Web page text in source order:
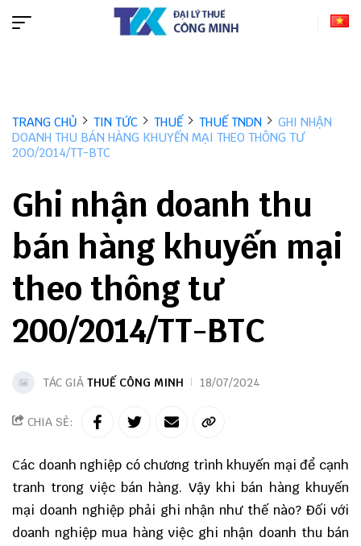
TRANG CHỦ TIN TỨC THUẾ THUẾ TNDN
GHI NHẬN
DOANH THU BÁN HÀNG KHUYẾN MẠI THEO THÔNG TƯ
200/2014/TT-BTC
Ghi nhận doanh thu
bán hàng khuyến mại
theo thông tư
200/2014/TT-BTC
TÁC GIẢ THUẾ CÔNG MINH 18/07/2024
CHIA SẺ:
Các doanh nghiệp có chương trình khuyến mại để cạnh
tranh trong việc bán hàng. Vậy khi bán hàng khuyến
mại doanh nghiệp phải ghi nhận như thế nào? Đối với
doanh nghiệp mua hàng việc ghi nhận doanh thu bán